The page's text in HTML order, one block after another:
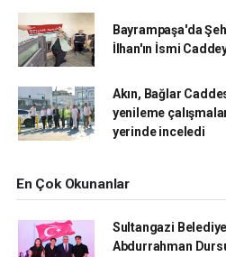
Bayrampaşa'da
İlhan'ın İsmi
Akın, Bağlar
yenileme
yerinde inceledi
En Çok Okunanlar
Sultangazi Belediye
Abdurrahman